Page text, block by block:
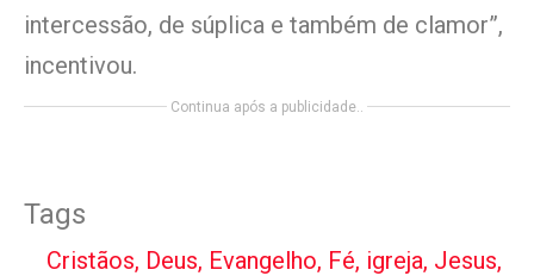
intercessão, de súplica e também de clamor”,
incentivou.
Continua após a publicidade..
Tags
Cristãos, Deus, Evangelho, Fé, igreja, Jesus,